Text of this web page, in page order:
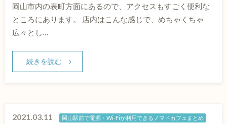
岡山市内の表町方面にあるので、アクセスもすごく便利な
ところにあります。 店内はこんな感じで、めちゃくちゃ
広々とし…
続きを読む
2021.03.11 岡山駅前で電源・Wi-Fiが利用できるノマドカフェまとめ